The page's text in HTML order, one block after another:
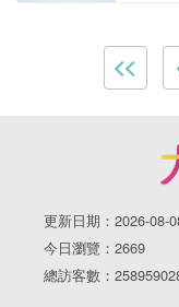
更新日期：2026-08-
今日瀏覽：2669
總訪客數：